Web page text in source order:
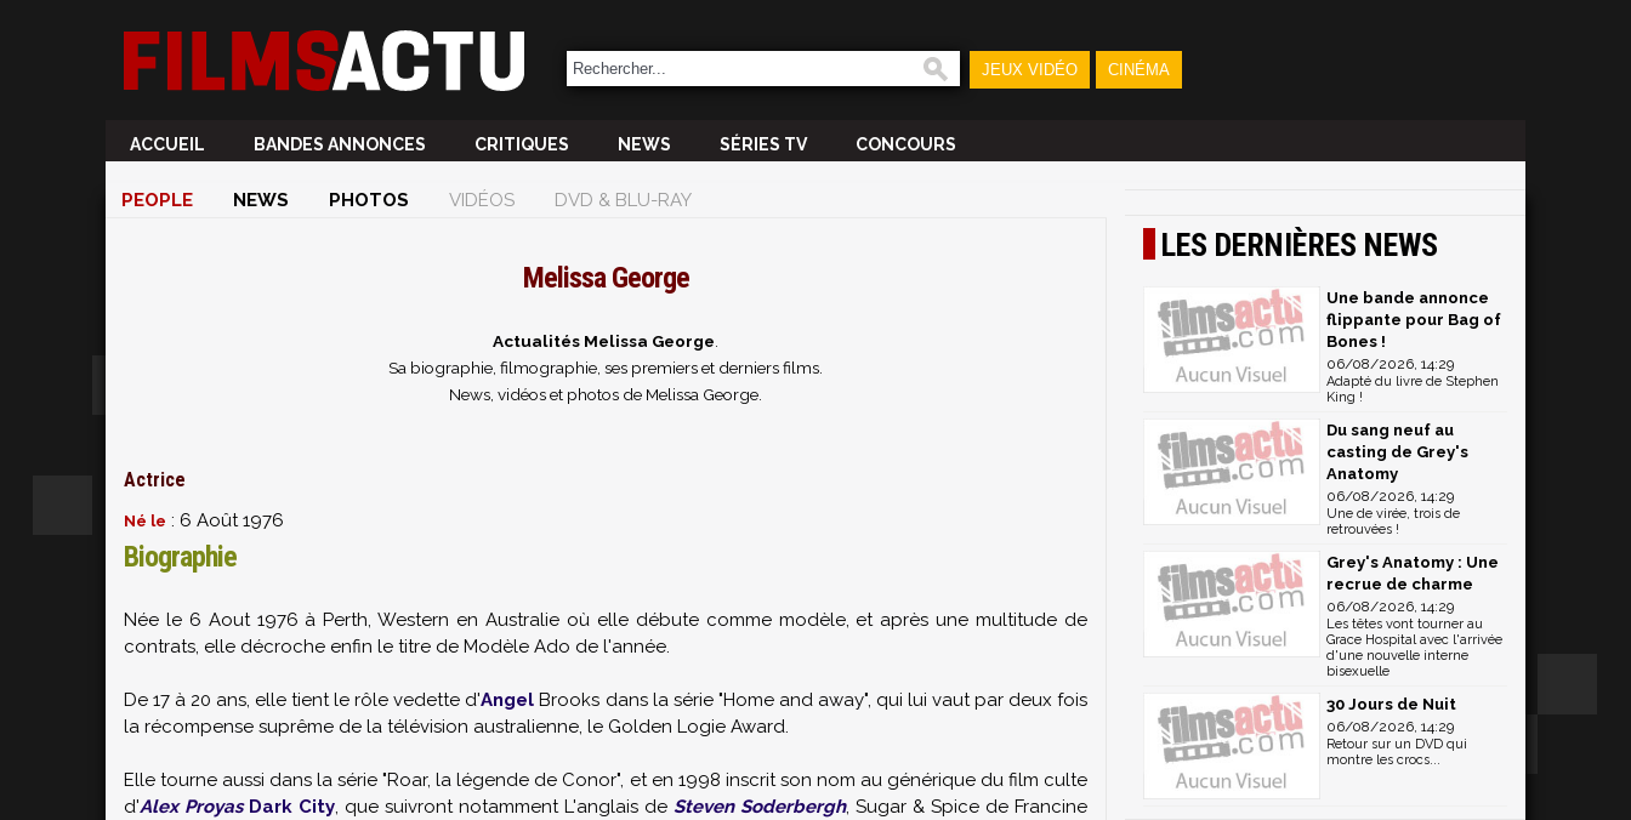
JEUX VIDÉO CINÉMA
ACCUEIL BANDES ANNONCES CRITIQUES NEWS SÉRIES TV CONCOURS
PEOPLE NEWS PHOTOS VIDÉOS DVD & BLU-RAY
Melissa George
Actualités Melissa George
Sa biographie, filmographie, ses premiers et derniers films.
News, vidéos et photos de Melissa George.
Actrice
Né le : 6 Août 1976
Biographie
Née le 6 Aout 1976 à Perth, Western en Australie où elle débute comme modèle, et après une multitude de
contrats, elle décroche enfin le titre de Modèle Ado de l'année.
De 17 à 20 ans, elle tient le rôle vedette d'Angel Brooks dans la série "Home and away", qui lui vaut par deux fois
la récompense suprême de la télévision australienne, le Golden Logie Award.
Elle tourne aussi dans la série "Roar, la légende de Conor", et en 1998 inscrit son nom au générique du film culte
d'Alex Proyas Dark City, que suivront notamment L'anglais de Steven Soderbergh, Sugar & Spice de Francine
LES DERNIÈRES NEWS
Une bande annonce
flippante pour Bag of
Bones !
06/08/2026, 14:29
Adapté du livre de Stephen
King !
Du sang neuf au
casting de Grey's
Anatomy
06/08/2026, 14:29
Une de virée, trois de
retrouvées !
Grey's Anatomy : Une
recrue de charme
06/08/2026, 14:29
Les têtes vont tourner au
Grace Hospital avec l'arrivée
d'une nouvelle interne
bisexuelle
30 Jours de Nuit
06/08/2026, 14:29
Retour sur un DVD qui
montre les crocs...